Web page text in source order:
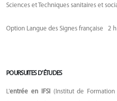
Sciences et Techniques sanitaires et
Option Langue des Signes française 2
POURSUITES D’ÉTUDES
L'entrée en IFSI (Institut de